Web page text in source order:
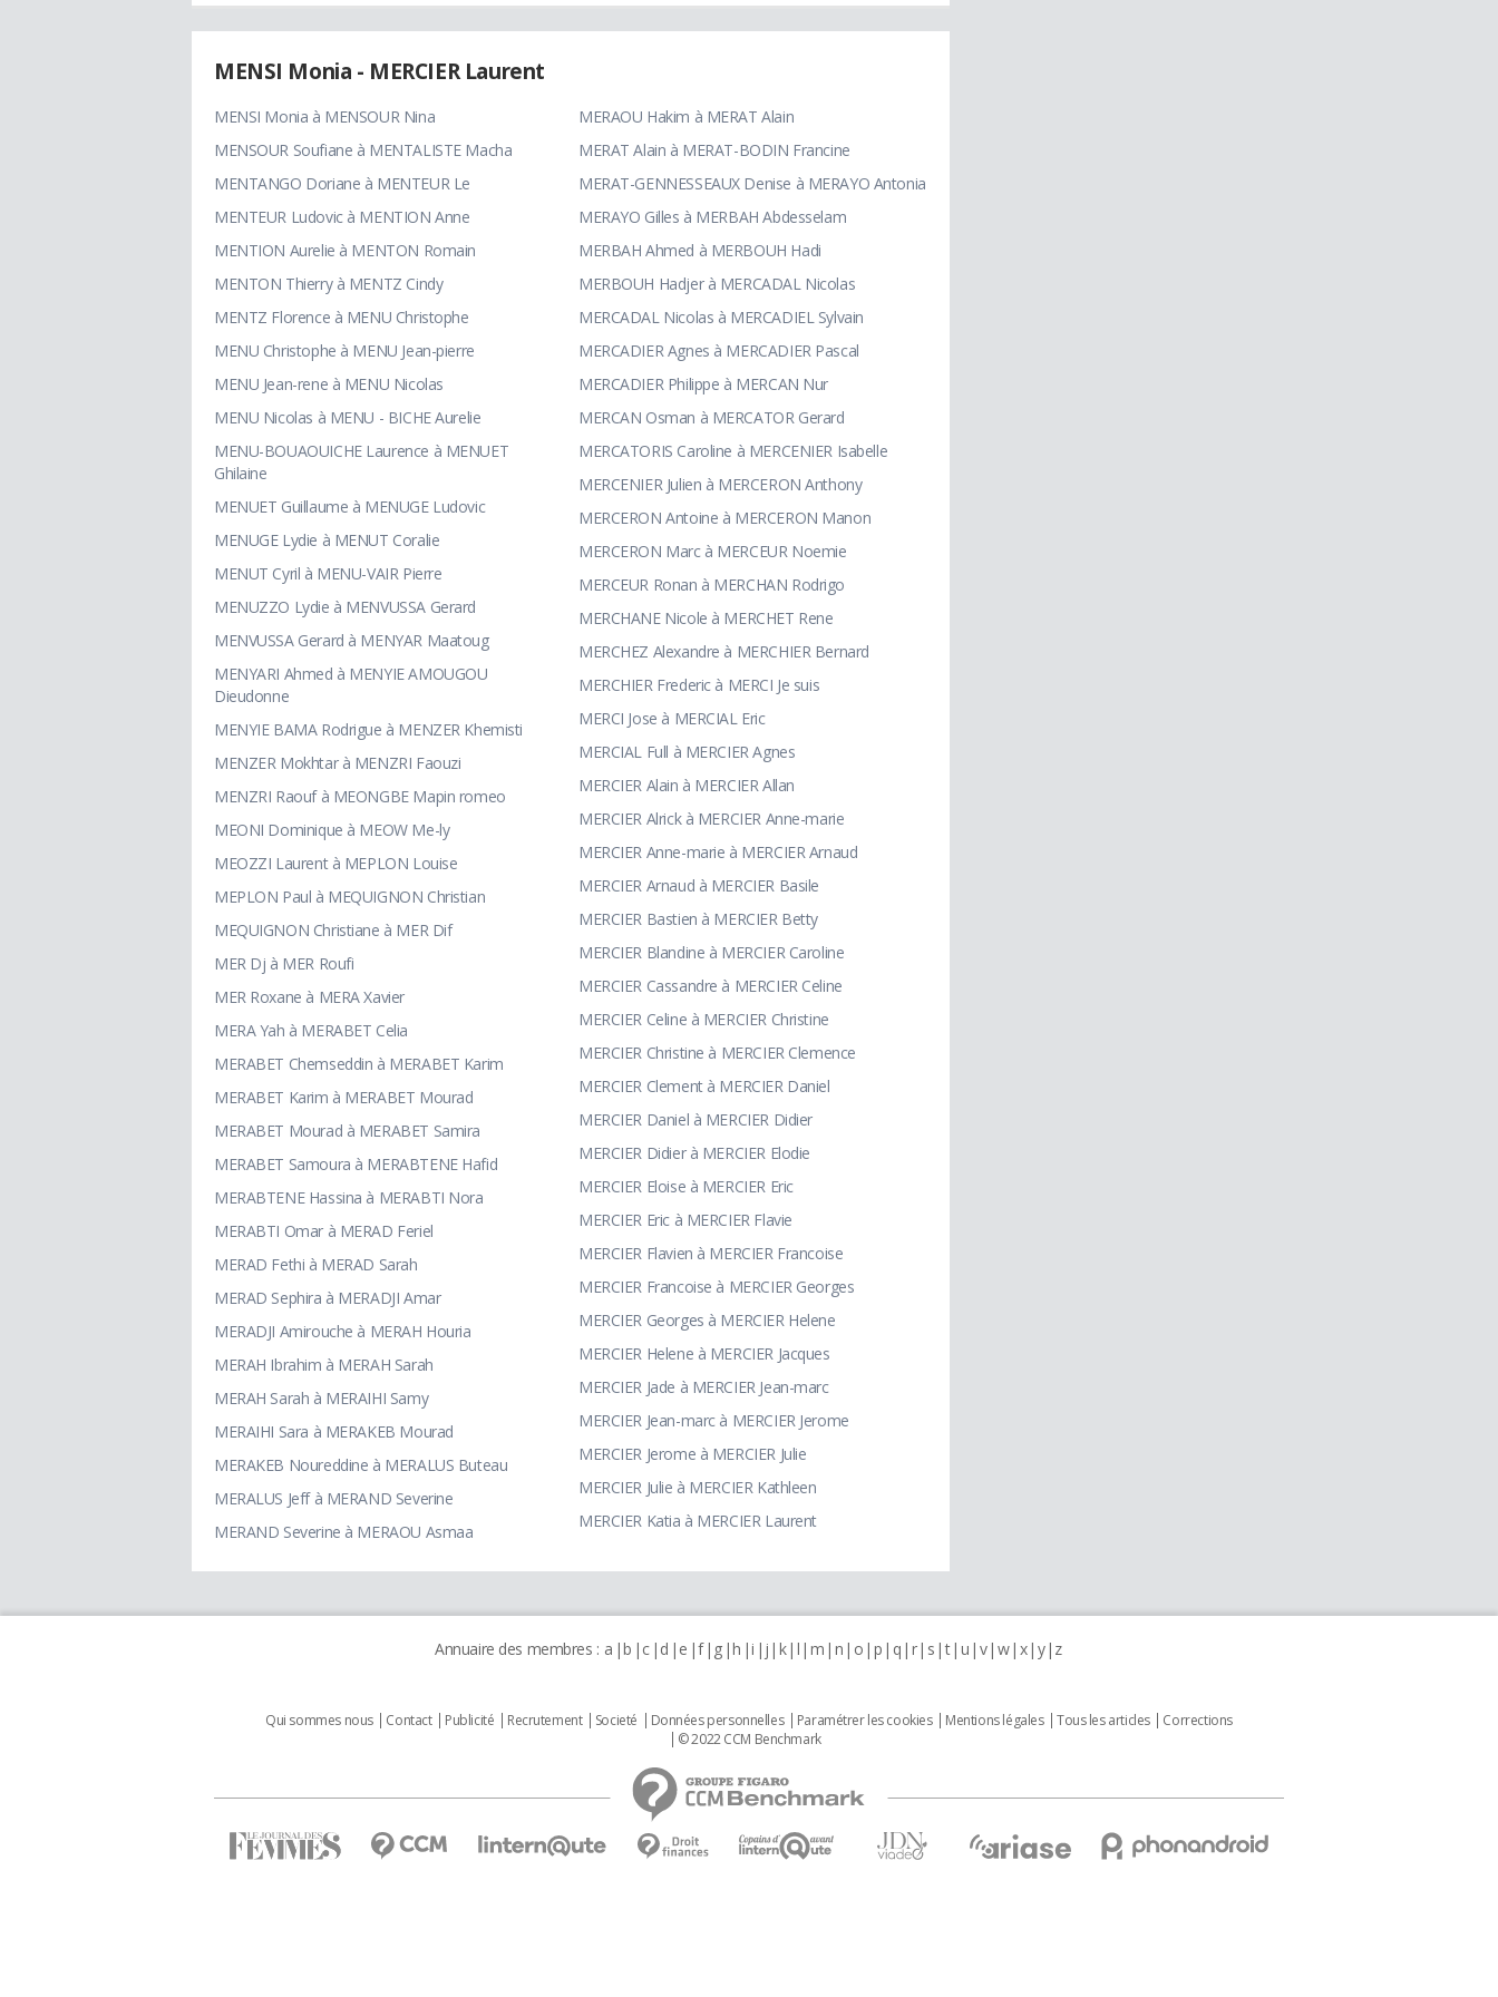
MENSI Monia - MERCIER Laurent
MENSI Monia à MENSOUR Nina
MENSOUR Soufiane à MENTALISTE Macha
MENTANGO Doriane à MENTEUR Le
MENTEUR Ludovic à MENTION Anne
MENTION Aurelie à MENTON Romain
MENTON Thierry à MENTZ Cindy
MENTZ Florence à MENU Christophe
MENU Christophe à MENU Jean-pierre
MENU Jean-rene à MENU Nicolas
MENU Nicolas à MENU - BICHE Aurelie
MENU-BOUAOUICHE Laurence à MENUET
Ghilaine
MENUET Guillaume à MENUGE Ludovic
MENUGE Lydie à MENUT Coralie
MENUT Cyril à MENU-VAIR Pierre
MENUZZO Lydie à MENVUSSA Gerard
MENVUSSA Gerard à MENYAR Maatoug
MENYARI Ahmed à MENYIE AMOUGOU
Dieudonne
MENYIE BAMA Rodrigue à MENZER Khemisti
MENZER Mokhtar à MENZRI Faouzi
MENZRI Raouf à MEONGBE Mapin romeo
MEONI Dominique à MEOW Me-ly
MEOZZI Laurent à MEPLON Louise
MEPLON Paul à MEQUIGNON Christian
MEQUIGNON Christiane à MER Dif
MER Dj à MER Roufi
MER Roxane à MERA Xavier
MERA Yah à MERABET Celia
MERABET Chemseddin à MERABET Karim
MERABET Karim à MERABET Mourad
MERABET Mourad à MERABET Samira
MERABET Samoura à MERABTENE Hafid
MERABTENE Hassina à MERABTI Nora
MERABTI Omar à MERAD Feriel
MERAD Fethi à MERAD Sarah
MERAD Sephira à MERADJI Amar
MERADJI Amirouche à MERAH Houria
MERAH Ibrahim à MERAH Sarah
MERAH Sarah à MERAIHI Samy
MERAIHI Sara à MERAKEB Mourad
MERAKEB Noureddine à MERALUS Buteau
MERALUS Jeff à MERAND Severine
MERAND Severine à MERAOU Asmaa
MERAOU Hakim à MERAT Alain
MERAT Alain à MERAT-BODIN Francine
MERAT-GENNESSEAUX Denise à MERAYO Antonia
MERAYO Gilles à MERBAH Abdesselam
MERBAH Ahmed à MERBOUH Hadi
MERBOUH Hadjer à MERCADAL Nicolas
MERCADAL Nicolas à MERCADIEL Sylvain
MERCADIER Agnes à MERCADIER Pascal
MERCADIER Philippe à MERCAN Nur
MERCAN Osman à MERCATOR Gerard
MERCATORIS Caroline à MERCENIER Isabelle
MERCENIER Julien à MERCERON Anthony
MERCERON Antoine à MERCERON Manon
MERCERON Marc à MERCEUR Noemie
MERCEUR Ronan à MERCHAN Rodrigo
MERCHANE Nicole à MERCHET Rene
MERCHEZ Alexandre à MERCHIER Bernard
MERCHIER Frederic à MERCI Je suis
MERCI Jose à MERCIAL Eric
MERCIAL Full à MERCIER Agnes
MERCIER Alain à MERCIER Allan
MERCIER Alrick à MERCIER Anne-marie
MERCIER Anne-marie à MERCIER Arnaud
MERCIER Arnaud à MERCIER Basile
MERCIER Bastien à MERCIER Betty
MERCIER Blandine à MERCIER Caroline
MERCIER Cassandre à MERCIER Celine
MERCIER Celine à MERCIER Christine
MERCIER Christine à MERCIER Clemence
MERCIER Clement à MERCIER Daniel
MERCIER Daniel à MERCIER Didier
MERCIER Didier à MERCIER Elodie
MERCIER Eloise à MERCIER Eric
MERCIER Eric à MERCIER Flavie
MERCIER Flavien à MERCIER Francoise
MERCIER Francoise à MERCIER Georges
MERCIER Georges à MERCIER Helene
MERCIER Helene à MERCIER Jacques
MERCIER Jade à MERCIER Jean-marc
MERCIER Jean-marc à MERCIER Jerome
MERCIER Jerome à MERCIER Julie
MERCIER Julie à MERCIER Kathleen
MERCIER Katia à MERCIER Laurent
Annuaire des membres : a b c d e f g h i j k l m n o p q r s t u v w x y z
Qui sommes nous Contact Publicité Recrutement Societé Données personnelles Paramétrer les cookies Mentions légales Tous les articles
Corrections
© 2022 CCM Benchmark